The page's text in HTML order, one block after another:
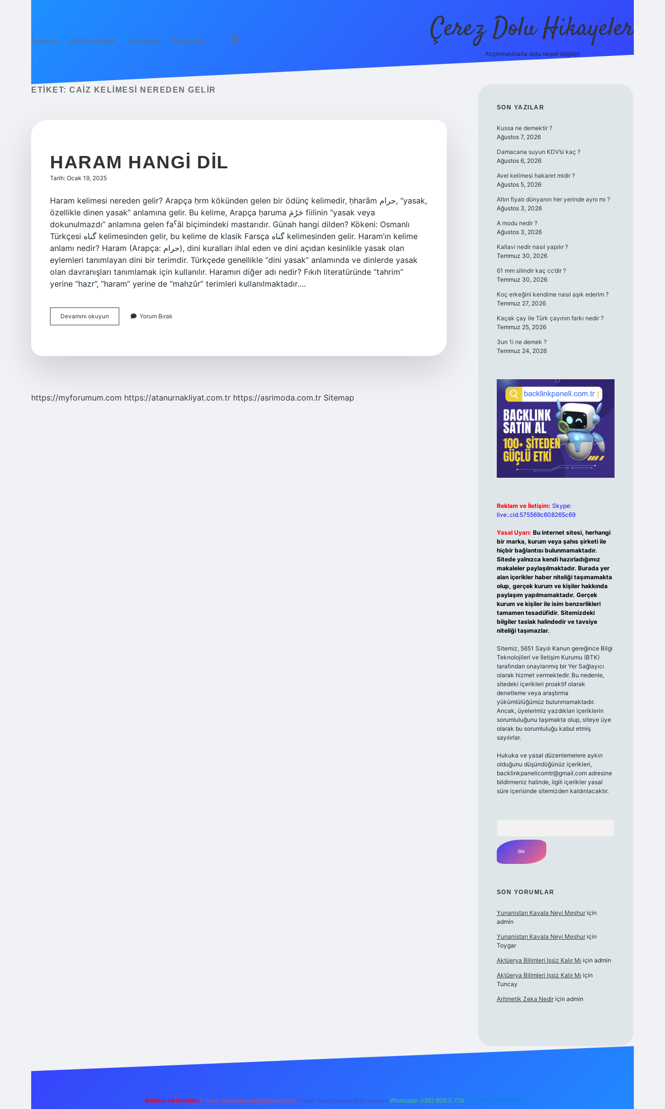
Anasayfa Gizlilik Politikası Yasal Uyarı Hakkımızda Çerez Dolu Hikayeler
Atıştırmalıklarla dolu neşeli bilgiler!
ETIKET: CAIZ KELIMESI NEREDEN GELIR
HARAM HANGI DIL
Tarih: Ocak 19, 2025
Haram kelimesi nereden gelir? Arapça ḥrm kökünden gelen bir ödünç kelimedir, ḥharām حرام, “yasak,
özellikle dinen yasak” anlamına gelir. Bu kelime, Arapça ḥaruma حَرُمَ fiilinin “yasak veya
dokunulmazdı” anlamına gelen faˁāl biçimindeki mastarıdır. Günah hangi dilden? Kökeni: Osmanlı
Türkçesi گناه kelimesinden gelir, bu kelime de klasik Farsça گناه kelimesinden gelir. Haram’ın kelime
anlamı nedir? Haram (Arapça: حرام), dini kuralları ihlal eden ve dini açıdan kesinlikle yasak olan
eylemleri tanımlayan dini bir terimdir. Türkçede genellikle “dini yasak” anlamında ve dinlerde yasak
olan davranışları tanımlamak için kullanılır. Haramın diğer adı nedir? Fıkıh literatüründe “tahrim”
yerine “hazr”, “haram” yerine de “mahzûr” terimleri kullanılmaktadır.…
Devamını okuyun
Hangi
Yorum Bırak
https://myforumum.com https://atanurnakliyat.com.tr https://asrimoda.com.tr Sitemap
SIDEBAR
SON YAZILAR
Kussa ne demektir ?
Ağustos 7, 2026
Damacana suyun KDV’si kaç ?
Ağustos 6, 2026
Avel kelimesi hakaret midir ?
Ağustos 5, 2026
Altın fiyatı dünyanın her yerinde aynı mı ?
Ağustos 3, 2026
A modu nedir ?
Ağustos 3, 2026
Kallavi nedir nasıl yapılır ?
Temmuz 30, 2026
61 mm silindir kaç cc’dir ?
Temmuz 30, 2026
Koç erkeğini kendime nasıl aşık ederim ?
Temmuz 27, 2026
Kaçak çay ile Türk çayının farkı nedir ?
Temmuz 25, 2026
3un 1i ne demek ?
Temmuz 24, 2026
Reklam ve İletişim: Skype:
live:.cid.575569c608265c69
Yasal Uyarı: Bu internet sitesi, herhangi
bir marka, kurum veya şahıs şirketi ile
hiçbir bağlantısı bulunmamaktadır.
Sitede yalnızca kendi hazırladığımız
makaleler paylaşılmaktadır. Burada yer
alan içerikler haber niteliği taşımamakta
olup, gerçek kurum ve kişiler hakkında
paylaşım yapılmamaktadır. Gerçek
kurum ve kişiler ile isim benzerlikleri
tamamen tesadüfidir. Sitemizdeki
bilgiler taslak halindedir ve tavsiye
niteliği taşımazlar.
Sitemiz, 5651 Sayılı Kanun gereğince Bilgi
Teknolojileri ve İletişim Kurumu (BTK)
tarafından onaylanmış bir Yer Sağlayıcı
olarak hizmet vermektedir. Bu nedenle,
sitedeki içerikleri proaktif olarak
denetleme veya araştırma
yükümlülüğümüz bulunmamaktadır.
Ancak, üyelerimiz yazdıkları içeriklerin
sorumluluğunu taşımakta olup, siteye üye
olarak bu sorumluluğu kabul etmiş
sayılırlar.
Hukuka ve yasal düzenlemelere aykırı
olduğunu düşündüğünüz içerikleri,
backlinkpanelicomtr@gmail.comadresine
bildirmeniz halinde, ilgili içerikler yasal
süre içerisinde sitemizden kaldırılacaktır.
SON YORUMLAR
Yunanistan Kavala Neyi Meşhuriçin
admin
Yunanistan Kavala Neyi Meşhuriçin
Toygar
Aktüerya Bilimleri Işsiz Kalır Mı için admin
Aktüerya Bilimleri Işsiz Kalır Mı için
Tuncay
Aritmetik Zeka Nediriçin admin
Reklam ve İletişim: E-mail: backlinkpaneli@gmail.com Teams: forumhizmeti@gmail.com Whatsapp: 0262 606 0 726 Telegram: @karabul